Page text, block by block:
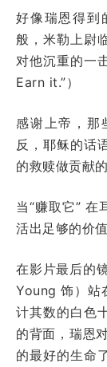
好像瑞恩得到
般，米勒上尉
对他沉重的一
Earn it.”）
感谢上帝，那
反，耶稣的话
的救赎做贡献
当“赚取它” 在
活出足够的价
在影片最后的
Young 饰）站
计其数的白色
的背面，瑞恩
的最好的生命